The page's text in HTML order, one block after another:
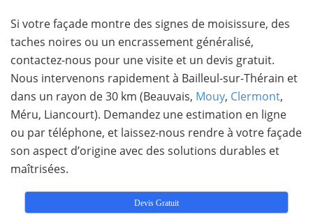
Si votre façade montre des signes de moisissure, des
taches noires ou un encrassement généralisé,
contactez-nous pour une visite et un devis gratuit.
Nous intervenons rapidement à Bailleul-sur-Thérain et
dans un rayon de 30 km (Beauvais, Mouy, Clermont,
Méru, Liancourt). Demandez une estimation en ligne
ou par téléphone, et laissez-nous rendre à votre façade
son aspect d’origine avec des solutions durables et
maîtrisées.
Devis Gratuit